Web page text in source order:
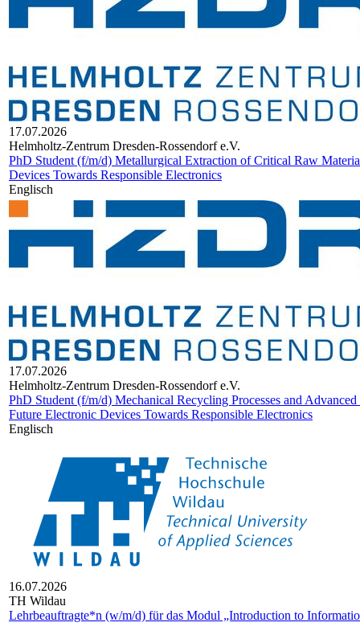
17.07.2026
Helm­holtz-Zen­trum Dres­den-Ros­sen­dorf e.V.
PhD Student (f/m/d) Metallurgical Extraction of Critical Raw
Devices Towards Responsible Electronics
Englisch
17.07.2026
Helm­holtz-Zen­trum Dres­den-Ros­sen­dorf e.V.
PhD Student (f/m/d) Mechanical Recycling Processes and
Future Electronic Devices Towards Responsible Electronics
Englisch
16.07.2026
TH Wildau
Lehrbeauftragte*n (w/m/d) für das Modul „Introduction to